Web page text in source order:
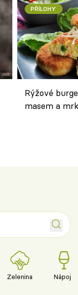
PŘÍLOHY
Rýžové
masem a
Zelenina Nápoje